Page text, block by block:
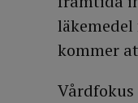
kommer